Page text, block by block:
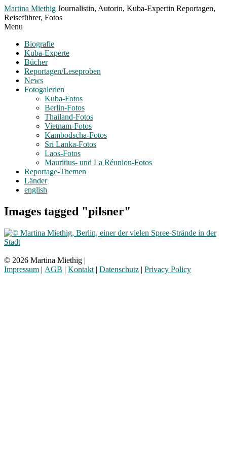
Toggle
Menu
Martina Miethig Journalistin, Autorin, Kuba-Expertin Reportagen,
Reiseführer, Fotos
Menu
Biografie
Kuba-Experte
Bücher
Reportagen/Leseproben
News
Fotogalerien
Kuba-Fotos
Berlin-Fotos
Thailand-Fotos
Vietnam-Fotos
Kambodscha-Fotos
Sri Lanka-Fotos
Laos-Fotos
Mauritius- und La Réunion-Fotos
Reportage-Themen
Länder
english
Images tagged "pilsner"
© 2026 Martina Miethig |
Impressum | AGB | Kontakt | Datenschutz | Privacy Policy